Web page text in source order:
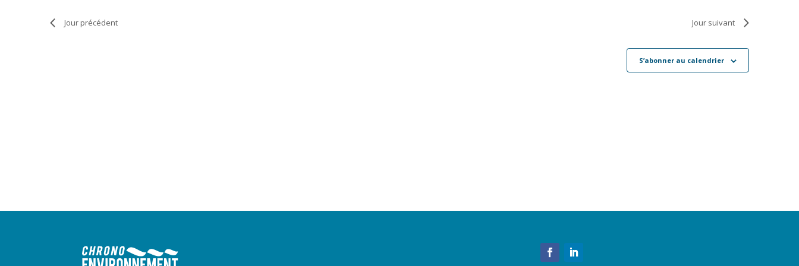
Jour précédent Jour suivant
S’abonner au calendrier